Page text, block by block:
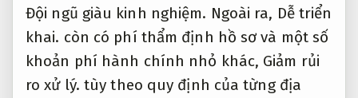
Đội ngũ giàu kinh nghiệm. Ngoài ra, Dễ triển
khai. còn có phí thẩm định hồ sơ và một số
khoản phí hành chính nhỏ khác, Giảm rủi
ro xử lý. tùy theo quy định của từng địa